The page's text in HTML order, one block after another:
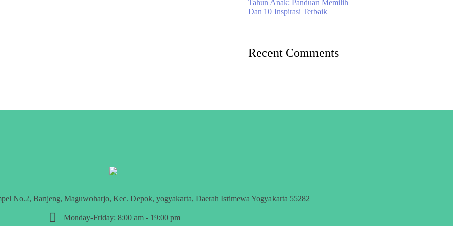
Tahun Anak: Panduan Memilih
Dan 10 Inspirasi Terbaik
Recent Comments
No.2, Banjeng, Maguwoharjo, Kec. Depok, yogyakarta, Daerah Istimewa Yogyakarta 55282
Monday-Friday: 8:00 am - 19:00 pm